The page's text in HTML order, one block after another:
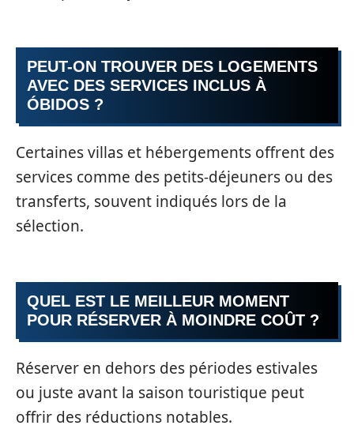
PEUT-ON TROUVER DES LOGEMENTS
AVEC DES SERVICES INCLUS À
ÓBIDOS ?
Certaines villas et hébergements offrent des
services comme des petits-déjeuners ou des
transferts, souvent indiqués lors de la
sélection.
QUEL EST LE MEILLEUR MOMENT
POUR RÉSERVER À MOINDRE COÛT ?
Réserver en dehors des périodes estivales
ou juste avant la saison touristique peut
offrir des réductions notables.